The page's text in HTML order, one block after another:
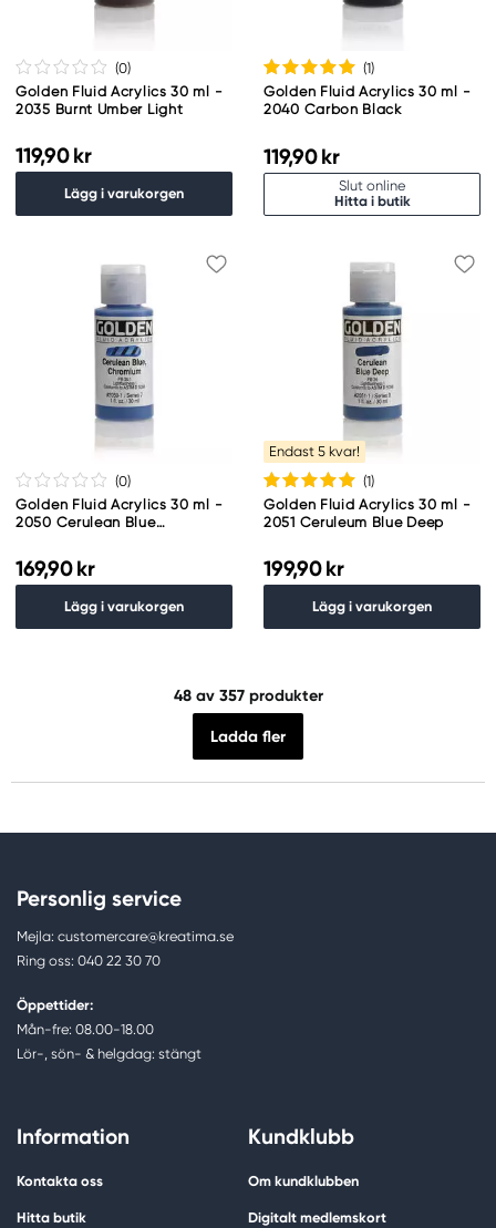
(0)
Golden Fluid Acrylics 30 ml -
2035 Burnt Umber Light
119,90 kr
Lägg i varukorgen
(1)
Golden Fluid Acrylics 30 ml -
2040 Carbon Black
119,90 kr
Slut online
Hitta i butik
(0)
Golden Fluid Acrylics 30 ml -
2050 Cerulean Blue
169,90 kr
Lägg i varukorgen
Endast 5 kvar!
(1)
Golden Fluid Acrylics 30 ml -
2051 Ceruleum Blue Deep
199,90 kr
Lägg i varukorgen
48av 357 produkter
Ladda fler
Personlig service
Mejla: customercare@kreatima.se
Ring oss: 040 22 30 70
Öppettider:
Mån-fre: 08.00-18.00
Lör-, sön- & helgdag: stängt
Information
Kontakta oss
Hitta butik
Kundklubb
Om kundklubben
Digitalt medlemskort